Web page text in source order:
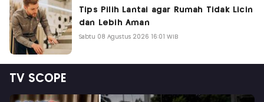
Tips Pilih Lantai agar Rumah Tidak Licin
dan Lebih Aman
Sabtu 08 Agustus 2026 16:01 WIB
TV SCOPE